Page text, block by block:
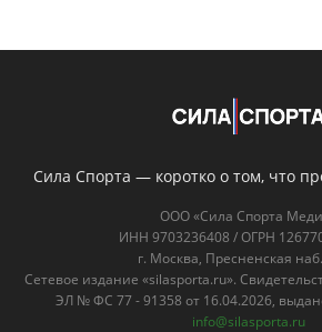
Сила Спорта — коротко о том, что
ООО «Сила Спорта
ИНН 9703236408 / ОГРН
г. Москва, Пресненская
Сетевое издание «silasporta.ru».
ЭЛ № ФС 77 - 91358 от 16.04.2026,
info@silasporta.ru